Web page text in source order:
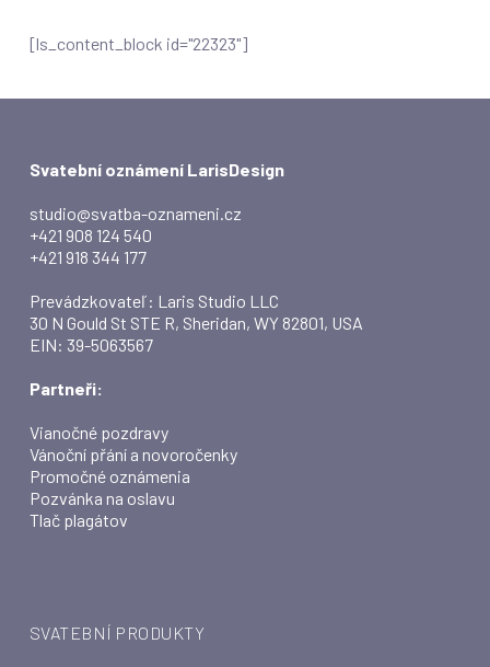
[ls_content_block id="22323"]
Svatební oznámení LarisDesign
studio@svatba-oznameni.cz
+421 908 124 540
+421 918 344 177
Prevádzkovateľ: Laris Studio LLC
30 N Gould St STE R, Sheridan, WY 82801, USA
EIN: 39-5063567
Partneři:
Vianočné pozdravy
Vánoční přání a novoročenky
Promočné oznámenia
Pozvánka na oslavu
Tlač plagátov
SVATEBNÍ PRODUKTY